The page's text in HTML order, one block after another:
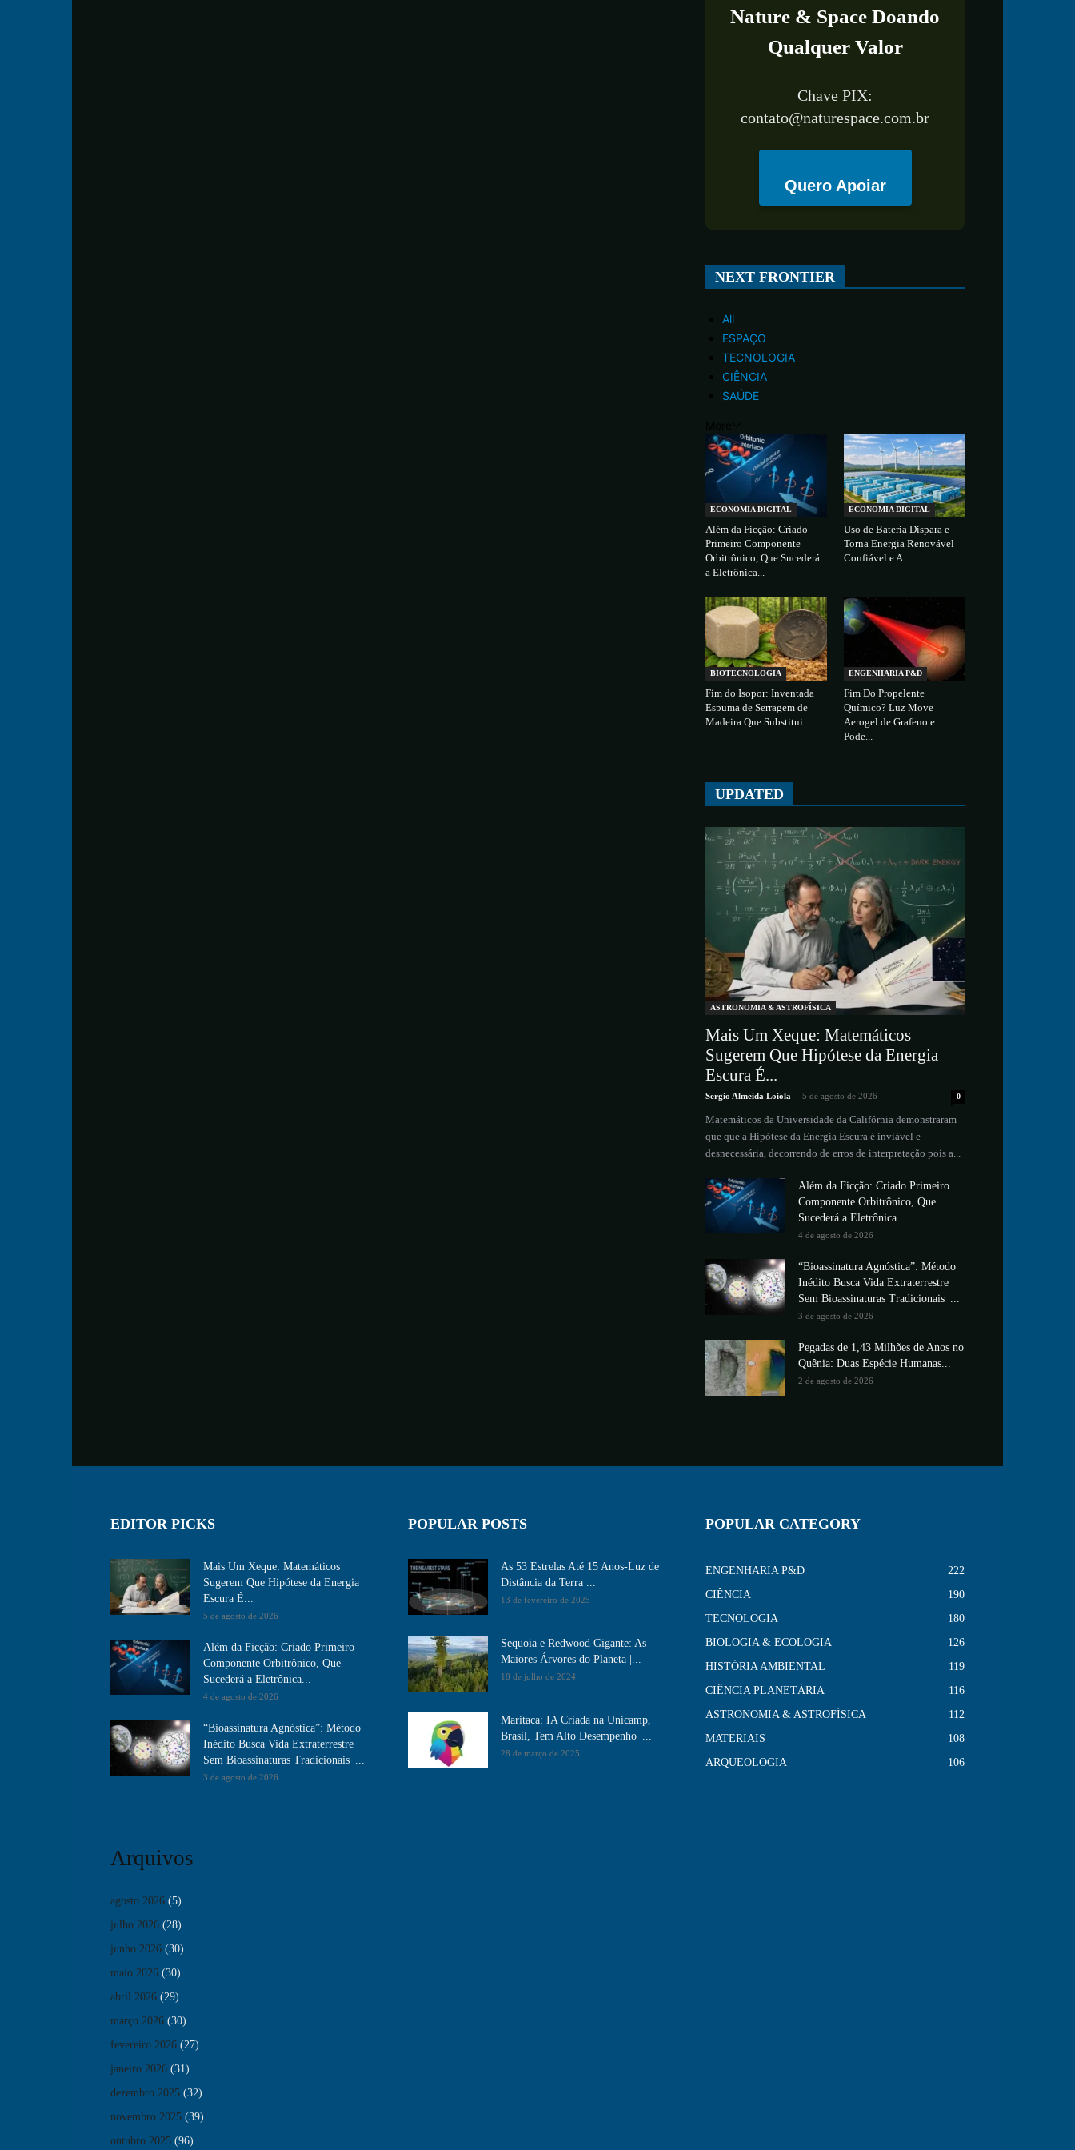
Nature & Space Doando
Qualquer Valor
Chave PIX:
contato@naturespace.com.br
Quero Apoiar
NEXT FRONTIER
All
ESPAÇO
TECNOLOGIA
CIÊNCIA
SAÚDE
ECONOMIA DIGITAL
Além da Ficção: Criado
Primeiro Componente
Orbitrônico, Que Sucederá
a Eletrônica...
ECONOMIA DIGITAL
Uso de Bateria Dispara e
Torna Energia Renovável
Confiável e A...
BIOTECNOLOGIA
Fim do Isopor: Inventada
Espuma de Serragem de
Madeira Que Substitui...
ENGENHARIA P&D
Fim Do Propelente
Químico? Luz Move
Aerogel de Grafeno e
Pode...
UPDATED
ASTRONOMIA & ASTROFÍSICA
Mais Um Xeque: Matemáticos
Sugerem Que Hipótese da Energia
Escura É...
Sergio Almeida Loiola - 5 de agosto de 2026 0
Matemáticos da Universidade da Califórnia demonstraram
que que a Hipótese da Energia Escura é inviável e
desnecessária, decorrendo de erros de interpretação pois a...
Além da Ficção: Criado Primeiro
Componente Orbitrônico, Que
Sucederá a Eletrônica...
4 de agosto de 2026
“Bioassinatura Agnóstica”: Método
Inédito Busca Vida Extraterrestre
Sem Bioassinaturas Tradicionais |...
3 de agosto de 2026
Pegadas de 1,43 Milhões de Anos no
Quênia: Duas Espécie Humanas...
2 de agosto de 2026
EDITOR PICKS
Mais Um Xeque: Matemáticos
Sugerem Que Hipótese da Energia
Escura É...
5 de agosto de 2026
Além da Ficção: Criado Primeiro
Componente Orbitrônico, Que
Sucederá a Eletrônica...
4 de agosto de 2026
“Bioassinatura Agnóstica”: Método
Inédito Busca Vida Extraterrestre
Sem Bioassinaturas Tradicionais |...
3 de agosto de 2026
Arquivos
agosto 2026 (5)
julho 2026 (28)
junho 2026 (30)
maio 2026 (30)
abril 2026 (29)
março 2026 (30)
fevereiro 2026 (27)
janeiro 2026 (31)
dezembro 2025 (32)
novembro 2025 (39)
outubro 2025 (96)
POPULAR POSTS
As 53 Estrelas Até 15 Anos-Luz de
Distância da Terra ...
13 de fevereiro de 2025
Sequoia e Redwood Gigante: As
Maiores Árvores do Planeta |...
18 de julho de 2024
Maritaca: IA Criada na Unicamp,
Brasil, Tem Alto Desempenho​ |...
28 de março de 2025
POPULAR CATEGORY
ENGENHARIA P&D
222
CIÊNCIA
190
TECNOLOGIA
180
BIOLOGIA & ECOLOGIA
126
HISTÓRIA AMBIENTAL
119
CIÊNCIA PLANETÁRIA
116
ASTRONOMIA & ASTROFÍSICA
112
MATERIAIS
108
ARQUEOLOGIA
106